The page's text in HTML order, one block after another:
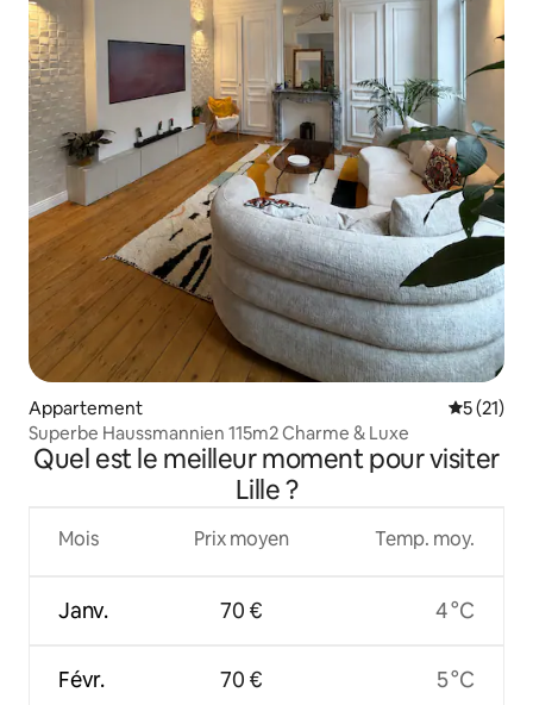
Appartement
5 (21)
Superbe Haussmannien 115m2 Charme & Luxe
Quel est le meilleur moment pour visiter
Lille ?
Mois
Janv.
Févr.
Prix moyen
70 €
70 €
Temp. moy.
4 °C
5 °C